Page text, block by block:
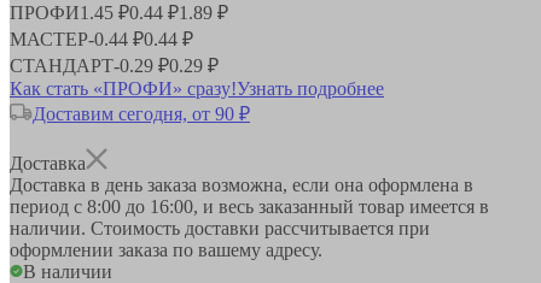
ПРОФИ1.45 ₽0.44 ₽1.89 ₽
МАСТЕР-0.44 ₽0.44 ₽
СТАНДАРТ-0.29 ₽0.29 ₽
Как стать «ПРОФИ» сразу!Узнать подробнее
Доставим сегодня, от 90 ₽
Доставка
Доставка в день заказа возможна, если она оформлена в
период с 8:00 до 16:00, и весь заказанный товар имеется в
наличии. Стоимость доставки рассчитывается при
оформлении заказа по вашему адресу.
В наличии